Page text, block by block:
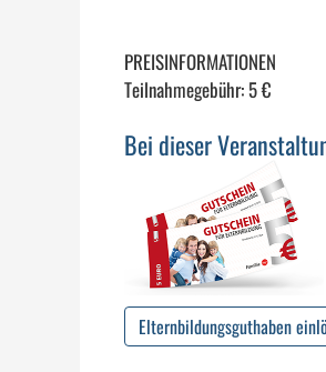
PREISINFORMATIONEN
Teilnahmegebühr: 5 €
Bei dieser
Elternbildungsguthaben